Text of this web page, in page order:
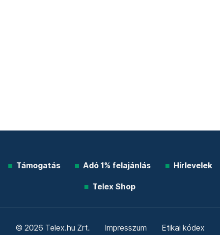
Támogatás Adó 1% felajánlás Hírlevelek
Telex Shop
© 2026 Telex.hu Zrt. Impresszum Etikai kódex